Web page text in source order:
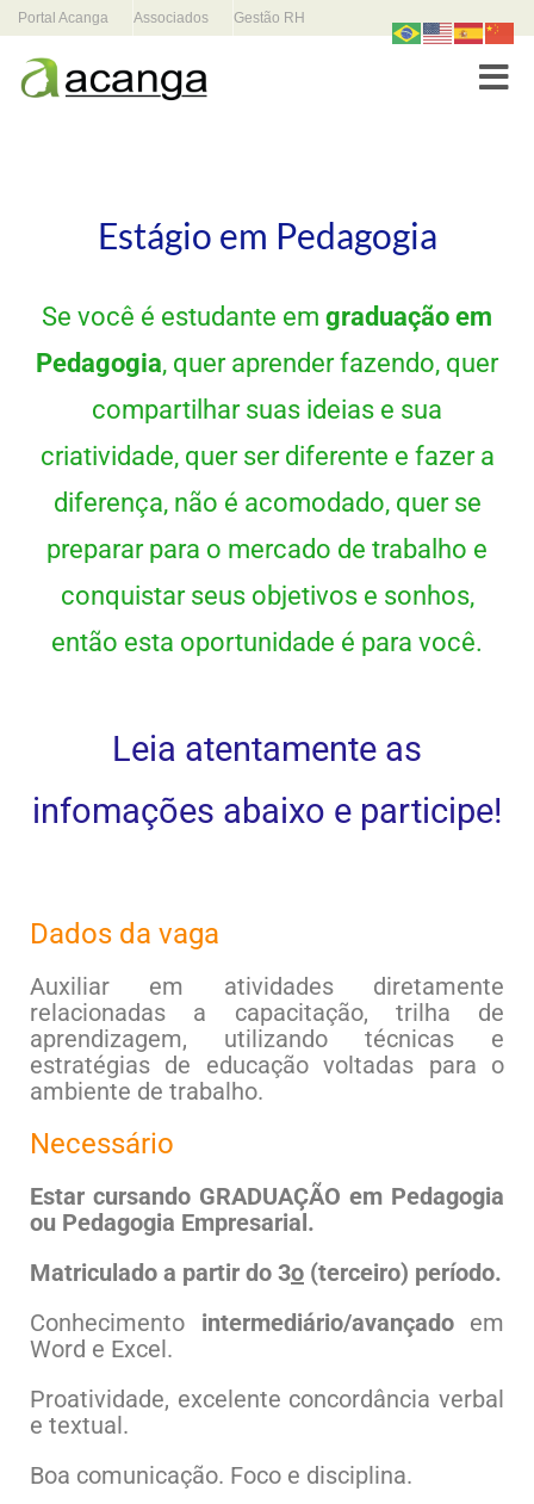
Portal Acanga Associados Gestão RH
Estágio em Pedagogia
Se você é estudante em graduação em
Pedagogia, quer aprender fazendo, quer
compartilhar suas ideias e sua
criatividade, quer ser diferente e fazer a
diferença, não é acomodado, quer se
preparar para o mercado de trabalho e
conquistar seus objetivos e sonhos,
então esta oportunidade é para você.
Leia atentamente as
infomações abaixo e participe!
Dados da vaga
Auxiliar em atividades diretamente
relacionadas a capacitação, trilha de
aprendizagem, utilizando técnicas e
estratégias de educação voltadas para o
ambiente de trabalho.
Necessário
Estar cursando GRADUAÇÃO em Pedagogia
ou Pedagogia Empresarial.
Matriculado a partir do 3o (terceiro) período.
Conhecimento intermediário/avançado
em
Word e Excel.
Proatividade, excelente concordância verbal
e textual.
Boa comunicação. Foco e disciplina.